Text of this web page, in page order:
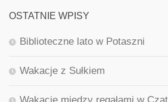
OSTATNIE WPISY
Biblioteczne lato w Potaszni
Wakacje z Sułkiem